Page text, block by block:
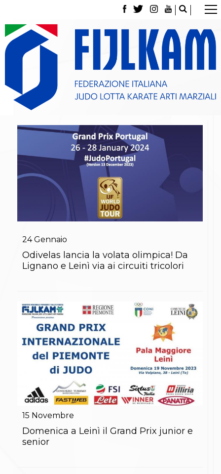
La Federazione
Tesseramento
Contatti
Norme e modulistica Affiliazioni e Tesseramenti
Classifica Società Sportive con più di 100 atleti
tesserati
Gare e Risultati
Archivio eventi
Dove siamo
Media
Partners
Trasparenza
Judo
La disciplina
News
Attività Didattica
Gare e Risultati
Lotta
La disciplina
News
Albi Federali
Karate
News
Gare e Risultati
Attività Didattica
Albi Federali
Arti marziali
Ju Jitsu
Sumo
BJJ
24 Gennaio
Odivelas lancia la volata olimpica! Da
Lignano e Leinì via ai circuiti tricolori
15 Novembre
Domenica a Leinì il Grand Prix junior e
senior